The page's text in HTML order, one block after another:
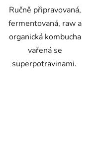
Ručně připravovaná,
fermentovaná, raw a
organická kombucha
vařená se
superpotravinami.